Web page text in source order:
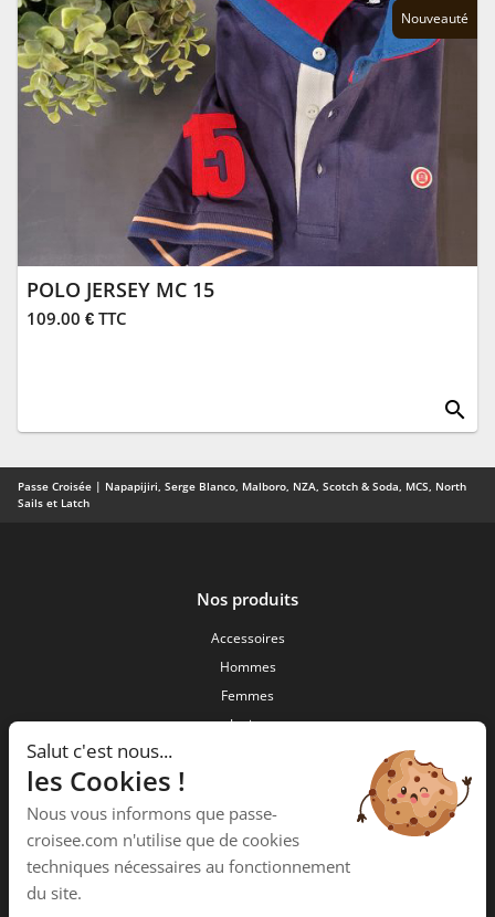
Nouveauté
POLO JERSEY MC 15
109.00 € TTC
search
Passe Croisée | Napapijiri, Serge Blanco, Malboro, NZA, Scotch & Soda, MCS, North
Sails et Latch
Nos produits
Accessoires
Hommes
Femmes
Junior
34 ,Rue des forgerons
15000 Aurillac
Salut c'est nous...
les Cookies !
Nous vous informons que passe-
croisee.com n'utilise que de cookies
techniques nécessaires au fonctionnement
du site.